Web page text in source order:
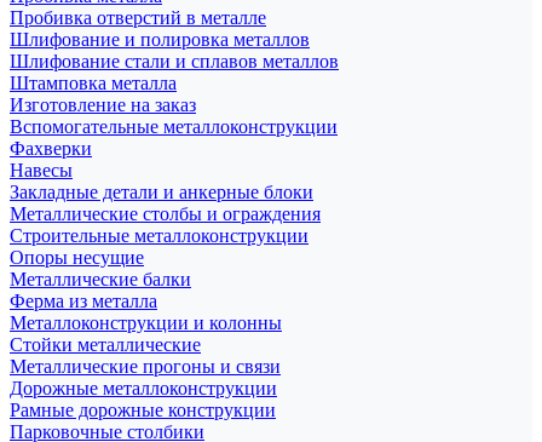
Пробивка отверстий в металле
Шлифование и полировка металлов
Шлифование стали и сплавов металлов
Штамповка металла
Изготовление на заказ
Вспомогательные металлоконструкции
Фахверки
Навесы
Закладные детали и анкерные блоки
Металлические столбы и ограждения
Строительные металлоконструкции
Опоры несущие
Металлические балки
Ферма из металла
Металлоконструкции и колонны
Стойки металлические
Металлические прогоны и связи
Дорожные металлоконструкции
Рамные дорожные конструкции
Парковочные столбики